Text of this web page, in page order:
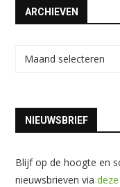
ARCHIEVEN
NIEUWSBRIEF
Blijf op de hoogte en
nieuwsbrieven via